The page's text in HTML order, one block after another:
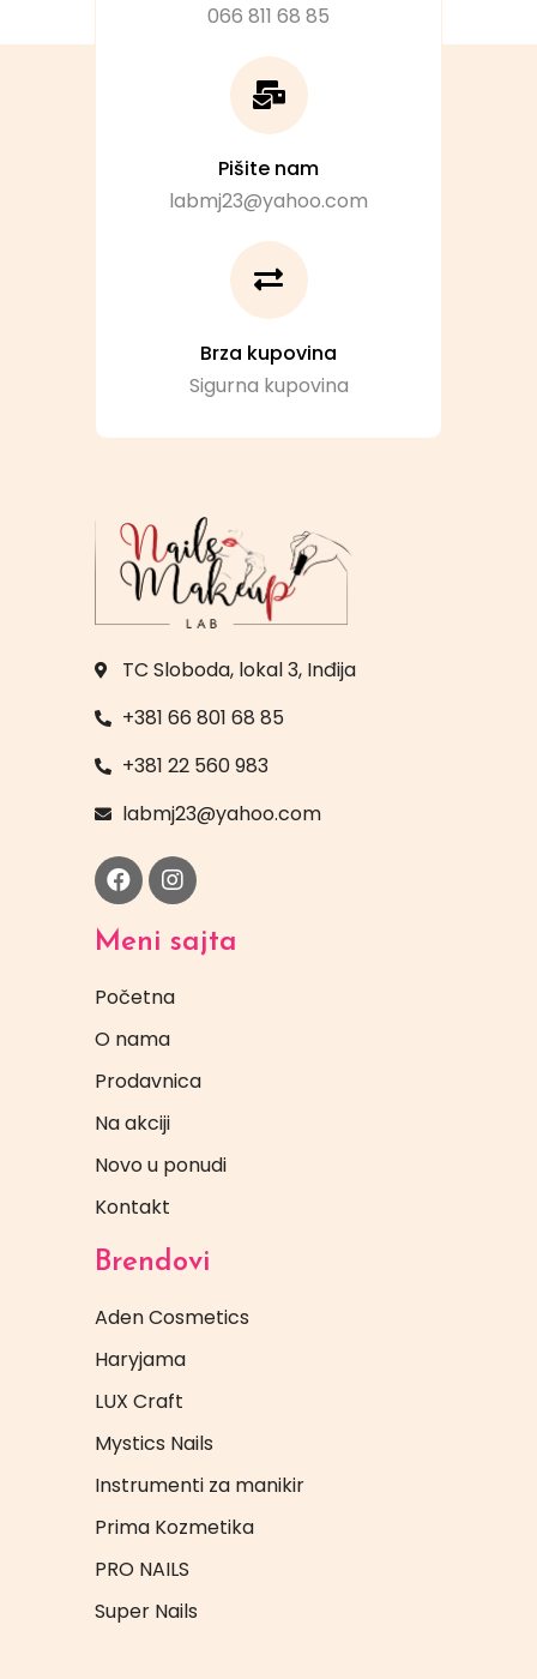
066 811 68 85
Pišite nam
labmj23@yahoo.com
Brza kupovina
Sigurna kupovina
TC Sloboda, lokal 3, Inđija
+381 66 801 68 85
+381 22 560 983
labmj23@yahoo.com
Meni sajta
Početna
O nama
Prodavnica
Na akciji
Novo u ponudi
Kontakt
Brendovi
Aden Cosmetics
Haryjama
LUX Craft
Mystics Nails
Instrumenti za manikir
Prima Kozmetika
PRO NAILS
Super Nails